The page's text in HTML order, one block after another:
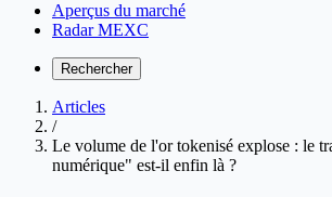
Aperçus du marché
Radar MEXC
Rechercher
Articles
/
Le volume de l'or tokenisé explose : le
numérique" est-il enfin là ?